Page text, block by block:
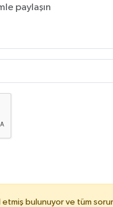
etmiş bulunuyor ve tüm